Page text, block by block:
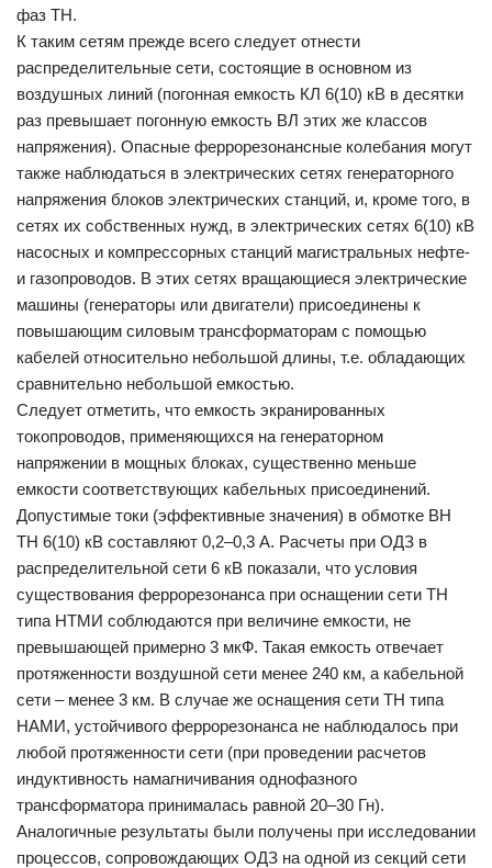
фаз ТН.
К таким сетям прежде всего следует отнести
распределительные сети, состоящие в основном из
воздушных линий (погонная емкость КЛ 6(10) кВ в десятки
раз превышает погонную емкость ВЛ этих же классов
напряжения). Опасные феррорезонансные колебания могут
также наблюдаться в электрических сетях генераторного
напряжения блоков электрических станций, и, кроме того, в
сетях их собственных нужд, в электрических сетях 6(10) кВ
насосных и компрессорных станций магистральных нефте-
и газопроводов. В этих сетях вращающиеся электрические
машины (генераторы или двигатели) присоединены к
повышающим силовым трансформаторам с помощью
кабелей относительно небольшой длины, т.е. обладающих
сравнительно небольшой емкостью.
Следует отметить, что емкость экранированных
токопроводов, применяющихся на генераторном
напряжении в мощных блоках, существенно меньше
емкости соответствующих кабельных присоединений.
Допустимые токи (эффективные значения) в обмотке ВН
ТН 6(10) кВ составляют 0,2–0,3 А. Расчеты при ОДЗ в
распределительной сети 6 кВ показали, что условия
существования феррорезонанса при оснащении сети ТН
типа НТМИ соблюдаются при величине емкости, не
превышающей примерно 3 мкФ. Такая емкость отвечает
протяженности воздушной сети менее 240 км, а кабельной
сети – менее 3 км. В случае же оснащения сети ТН типа
НАМИ, устойчивого феррорезонанса не наблюдалось при
любой протяженности сети (при проведении расчетов
индуктивность намагничивания однофазного
трансформатора принималась равной 20–30 Гн).
Аналогичные результаты были получены при исследовании
процессов, сопровождающих ОДЗ на одной из секций сети